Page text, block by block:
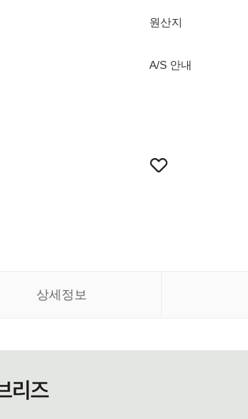
원산지
A/S 안내
상세정보